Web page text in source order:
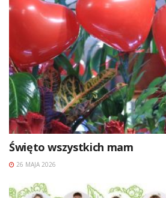
Święto wszystkich mam
26 MAJA 2026